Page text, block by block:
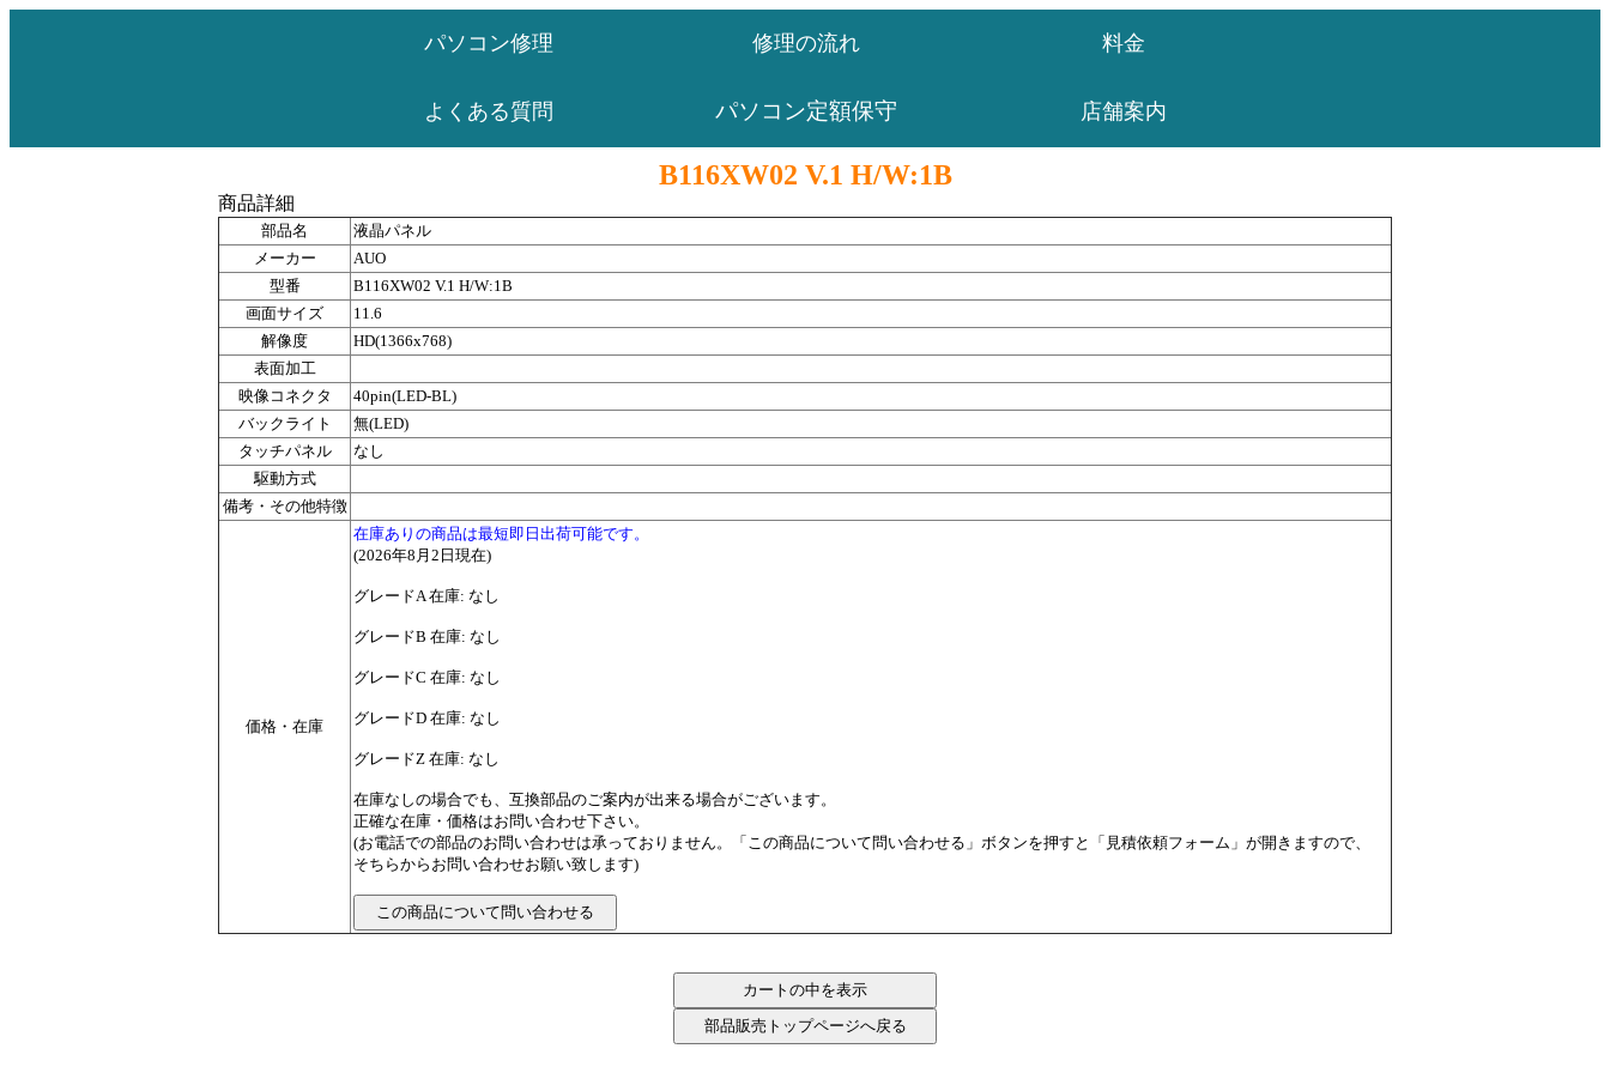
パソコン修理 修理の流れ 料金
よくある質問 パソコン定額保守 店舗案内
B116XW02 V.1 H/W:1B
商品詳細
部品名
液晶パネル
メーカー
AUO
型番
B116XW02 V.1 H/W:1B
画面サイズ
11.6
解像度
HD(1366x768)
表面加工
映像コネクタ
40pin(LED-BL)
バックライト
無(LED)
タッチパネル
なし
駆動方式
備考・その他特徴
価格・在庫
在庫ありの商品は最短即日出荷可能です。
(2026年8月2日現在)
グレードA 在庫: なし
グレードB 在庫: なし
グレードC 在庫: なし
グレードD 在庫: なし
グレードZ 在庫: なし
在庫なしの場合でも、互換部品のご案内が出来る場合がございます。
正確な在庫・価格はお問い合わせ下さい。
(お電話での部品のお問い合わせは承っておりません。「この商品について問い合わせる」ボタンを押すと「見積依頼フォーム」が開きますので、
そちらからお問い合わせお願い致します)